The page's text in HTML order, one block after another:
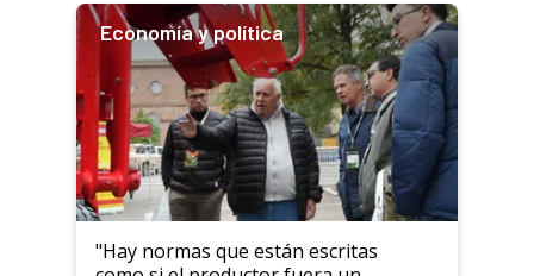
Economía y política
"Hay normas que están escritas